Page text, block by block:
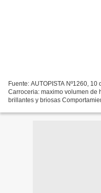
Fuente: AUTOPISTA Nº1260,
Carroceria: maximo volumen de
brillantes y briosas